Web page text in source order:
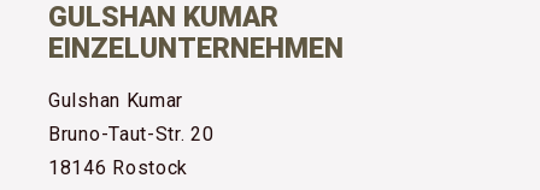
GULSHAN KUMAR
EINZELUNTERNEHMEN
Gulshan Kumar
Bruno-Taut-Str. 20
18146 Rostock